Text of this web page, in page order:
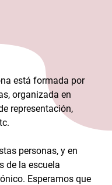
está formada por
organizada en
representación,
personas, y en
de la escuela
Esperamos que